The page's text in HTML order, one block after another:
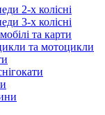
2-х колісні
3-х колісні
та карти
та мотоцикли